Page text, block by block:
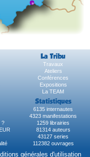
La Tribu
Travaux
Ateliers
Conférences
Expositions
La TEAM
Statistiques
6135 internautes
4323 manifestations
?
1259 librairies
81314 auteurs
43127 series
112382 ouvrages
générales d'utilisation